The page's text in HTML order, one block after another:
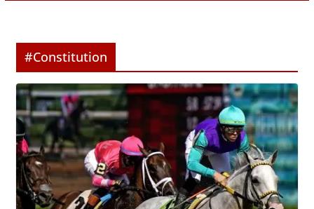
#Constitution